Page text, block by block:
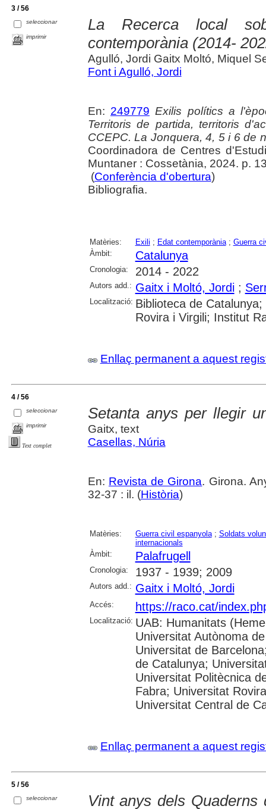
3 / 56
seleccionar
imprimir
La Recerca local
contemporània (2014-
Agulló, Jordi Gaitx Moltó, Miquel
Font i Agulló, Jordi
En: 249779 Exilis polítics a
Territoris de partida, territoris
CCEPC. La Jonquera, 4, 5 i 6 de
Coordinadora de Centres
Muntaner : Cossetània, 2024. p.
(Conferència d'obertura)
Bibliografia.
Matèries: Exili ; Edat contemporània; Guerra
Àmbit:
Catalunya
Cronologia: 2014 - 2022
Autors add.: Gaitx i Moltó, Jordi;
Localització: Biblioteca de
Rovira i Virgili; Institut
Enllaç permanent a aquest
4 / 56
seleccionar
imprimir
Text complet
Setanta anys per llegir
Gaitx, text
Casellas, Núria
En: Revista de Girona. Girona.
32-37 : il. (Història)
Matèries: Guerra civil espanyola; Soldats
internacionals
Àmbit:
Palafrugell
Cronologia: 1937 - 1939; 2009
Autors add.: Gaitx i Moltó, Jordi
Accés: https://raco.cat/
Localització: UAB: Humanitats
Universitat Autònoma
Universitat de
de Catalunya;
Universitat Politècnica
Fabra; Universitat
Universitat Central de
Enllaç permanent a aquest
5 / 56
seleccionar Vint anys dels